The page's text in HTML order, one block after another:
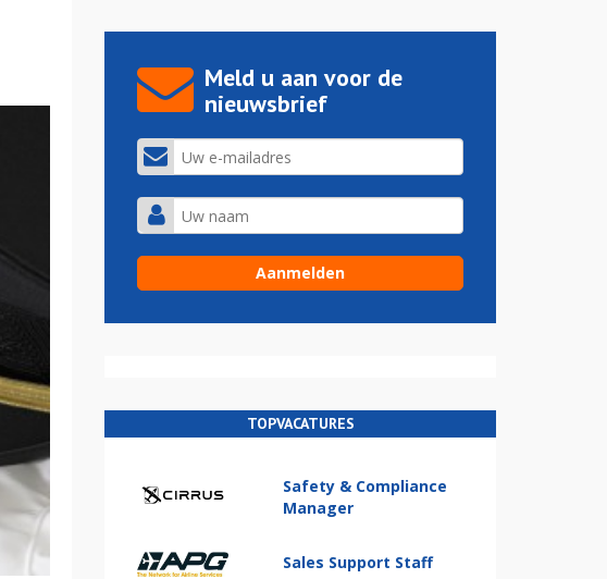
Meld u aan voor de
nieuwsbrief
TOPVACATURES
Safety & Compliance
Manager
Sales Support Staff